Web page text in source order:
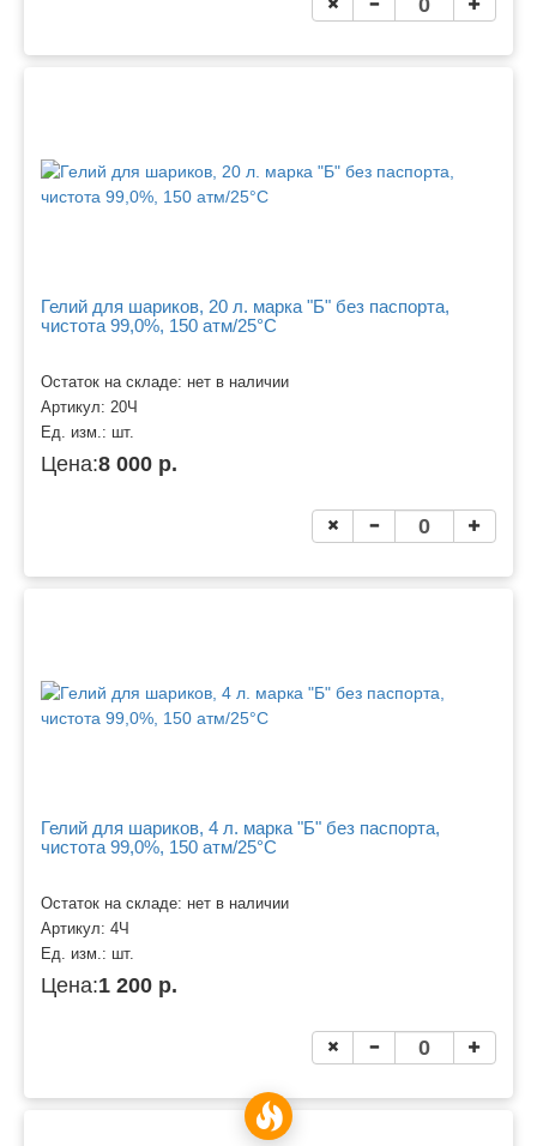
Гелий для шариков, 20 л. марка "Б" без паспорта,
чистота 99,0%, 150 атм/25°C
Остаток на складе: нет в наличии
Артикул: 20Ч
Ед. изм.: шт.
Цена:8 000 р.
Гелий для шариков, 4 л. марка "Б" без паспорта,
чистота 99,0%, 150 атм/25°C
Остаток на складе: нет в наличии
Артикул: 4Ч
Ед. изм.: шт.
Цена:1 200 р.